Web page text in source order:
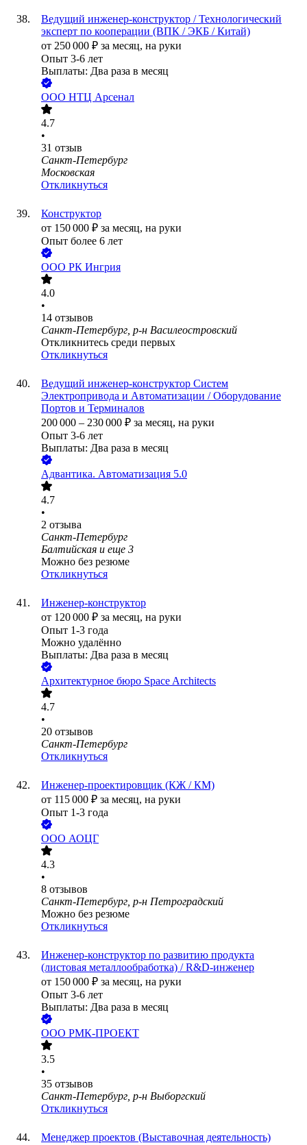
Ведущий инженер-конструктор / Технологический
эксперт по кооперации (ВПК / ЭКБ / Китай)
от 250 000 ₽ за месяц, на руки
Опыт 3-6 лет
Выплаты: Два раза в месяц
ООО НТЦ Арсенал
4.7
•
31 отзыв
Санкт-Петербург
Московская
Откликнуться
Конструктор
от 150 000 ₽ за месяц, на руки
Опыт более 6 лет
ООО РК Ингрия
4.0
•
14 отзывов
Санкт-Петербург, р-н Василеостровский
Откликнитесь среди первых
Откликнуться
Ведущий инженер-конструктор Систем
Электропривода и Автоматизации / Оборудование
Портов и Терминалов
200 000 – 230 000 ₽ за месяц, на руки
Опыт 3-6 лет
Выплаты: Два раза в месяц
Адвантика. Автоматизация 5.0
4.7
•
2 отзыва
Санкт-Петербург
Балтийская и еще 3
Можно без резюме
Откликнуться
Инженер-конструктор
от 120 000 ₽ за месяц, на руки
Опыт 1-3 года
Можно удалённо
Выплаты: Два раза в месяц
Архитектурное бюро Space Architects
4.7
•
20 отзывов
Санкт-Петербург
Откликнуться
Инженер-проектировщик (КЖ / КМ)
от 115 000 ₽ за месяц, на руки
Опыт 1-3 года
ООО АОЦГ
4.3
•
8 отзывов
Санкт-Петербург, р-н Петроградский
Можно без резюме
Откликнуться
Инженер-конструктор по развитию продукта
(листовая металлообработка) / R&D-инженер
от 150 000 ₽ за месяц, на руки
Опыт 3-6 лет
Выплаты: Два раза в месяц
ООО РМК-ПРОЕКТ
3.5
•
35 отзывов
Санкт-Петербург, р-н Выборгский
Откликнуться
Менеджер проектов (Выставочная деятельность)